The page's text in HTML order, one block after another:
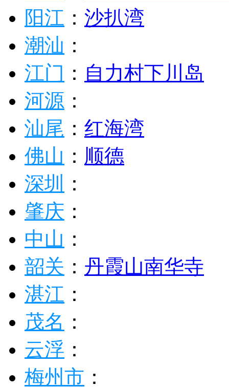
景山
惠州 ：
清远 ： 英德古龙峡 连
阳江 ：
潮汕 ：
江门 ： 自力村
河源 ：
汕尾 ：
佛山 ：
深圳 ：
肇庆 ：
中山 ：
韶关 ：
湛江：